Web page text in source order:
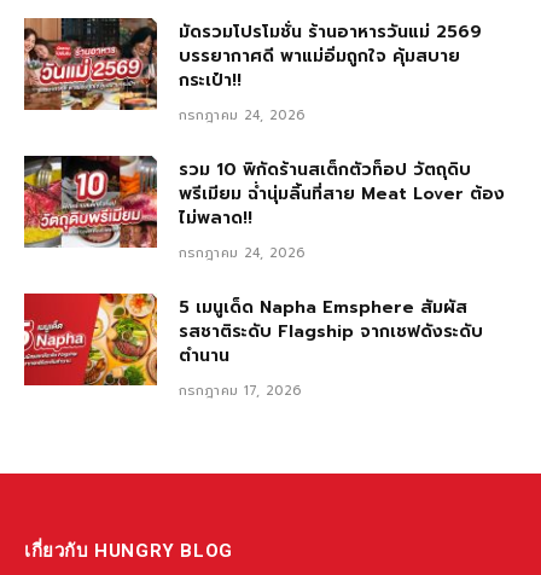
มัดรวมโปรโมชั่น ร้านอาหารวันแม่ 2569
บรรยากาศดี พาแม่อิ่มถูกใจ คุ้มสบาย
กระเป๋า!!
กรกฎาคม 24, 2026
รวม 10 พิกัดร้านสเต็กตัวท็อป วัตถุดิบ
พรีเมียม ฉ่ำนุ่มลิ้นที่สาย Meat Lover ต้อง
ไม่พลาด!!
กรกฎาคม 24, 2026
5 เมนูเด็ด Napha Emsphere สัมผัส
รสชาติระดับ Flagship จากเชฟดังระดับ
ตำนาน
กรกฎาคม 17, 2026
เกี่ยวกับ HUNGRY BLOG